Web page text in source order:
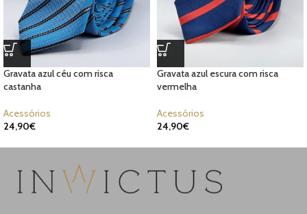
Gravata azul céu com risca
castanha
Acessórios
24,90€
Gravata azul escura com risca
vermelha
Acessórios
24,90€